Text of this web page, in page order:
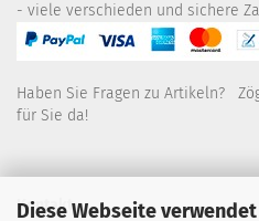
Diese Webseite
- viele verschieden und sichere
Haben Sie Fragen zu Artikeln?
für Sie da!
Kontakt